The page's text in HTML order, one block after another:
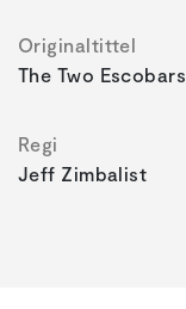
Originaltittel
The Two Escobars
Regi
Jeff Zimbalist